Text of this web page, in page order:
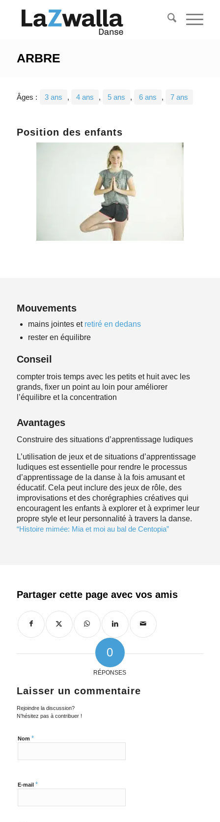
ARBRE
Âges : 3 ans , 4 ans , 5 ans , 6 ans , 7 ans
Position des enfants
Mouvements
mains jointes et retiré en dedans
rester en équilibre
Conseil
compter trois temps avec les petits et huit avec les
grands, fixer un point au loin pour améliorer
l’équilibre et la concentration
Avantages
Construire des situations d’apprentissage ludiques
L’utilisation de jeux et de situations d’apprentissage
ludiques est essentielle pour rendre le processus
d’apprentissage de la danse à la fois amusant et
éducatif. Cela peut inclure des jeux de rôle, des
improvisations et des chorégraphies créatives qui
encouragent les enfants à explorer et à exprimer leur
propre style et leur personnalité à travers la danse.
“Histoire mimée: Mia et moi au bal de Centopia”
0
RÉPONSES
Laisser un commentaire
Rejoindre la discussion?
N’hésitez pas à contribuer !
Nom *
E-mail *